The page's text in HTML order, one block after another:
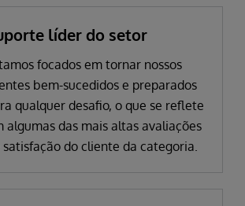
líder do setor
focados em tornar nossos
bem-sucedidos e preparados
qualquer desafio, o que se reflete
algumas das mais altas avaliações
satisfação do cliente da categoria.